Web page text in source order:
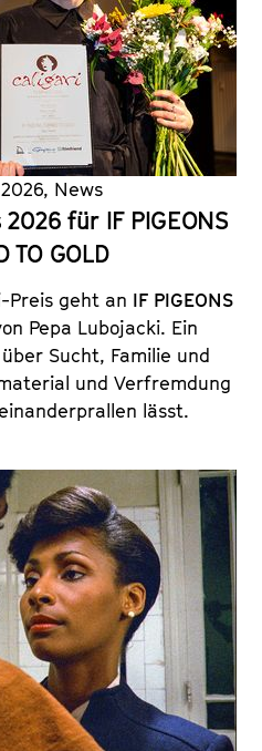
, News
für IF PIGEONS
TO GOLD
Preis geht an IF PIGEONS
Pepa Lubojacki. Ein
Sucht, Familie und
und Verfremdung
lässt.